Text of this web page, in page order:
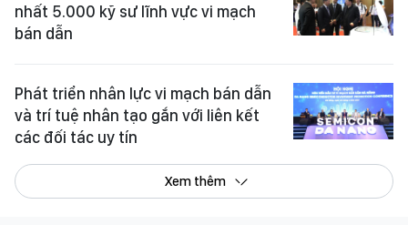
nhất 5.000 kỹ sư lĩnh vực vi mạch
bán dẫn
Phát triển nhân lực vi mạch bán dẫn
và trí tuệ nhân tạo gắn với liên kết
các đối tác uy tín
Xem thêm